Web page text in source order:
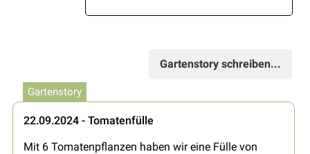
Gartenstory schreiben...
Gartenstory
22.09.2024 - Tomatenfülle
Mit 6 Tomatenpflanzen haben wir eine Fülle von